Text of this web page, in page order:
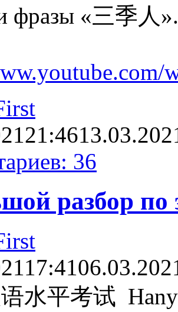
фразы «三季人».
21:46
36
разбор по
17:41
水平考试